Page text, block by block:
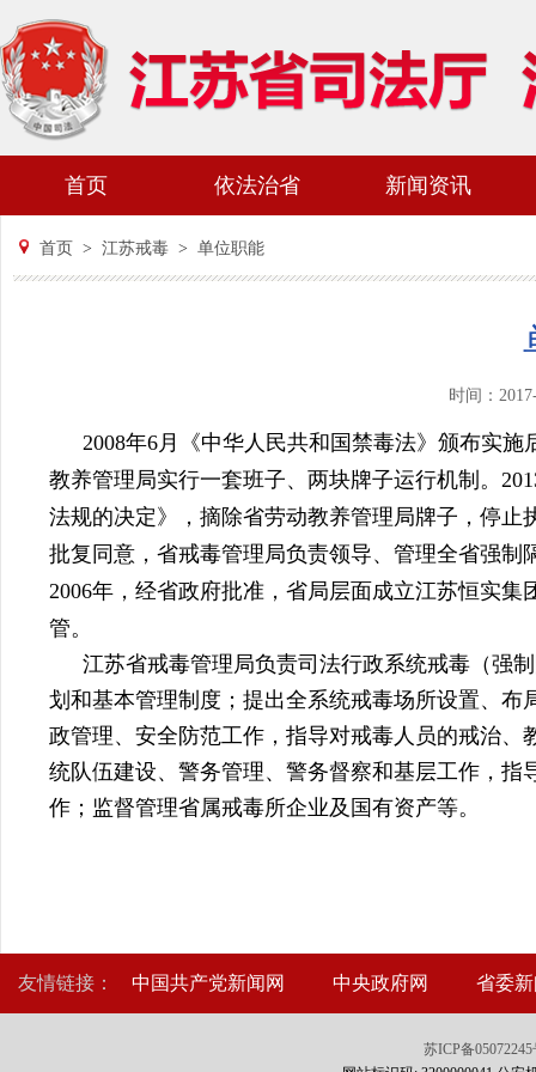
首页 依法治省 新闻资讯
首页 > 江苏戒毒 > 单位职能
时间：
2008年6月《中华人民共和国禁毒法》颁布实
教养管理局实行一套班子、两块牌子运行机制。
法规的决定》，摘除省劳动教养管理局牌子，停止
批复同意，省戒毒管理局负责领导、管理全省强
2006年，经省政府批准，省局层面成立江苏恒实
管。
江苏省戒毒管理局负责司法行政系统戒毒（强
划和基本管理制度；提出全系统戒毒场所设置、
政管理、安全防范工作，指导对戒毒人员的戒治
统队伍建设、警务管理、警务督察和基层工作，
作；监督管理省属戒毒所企业及国有资产等。
友情链接： 中国共产党新闻网 中央政府网 省委
苏ICP备05072245